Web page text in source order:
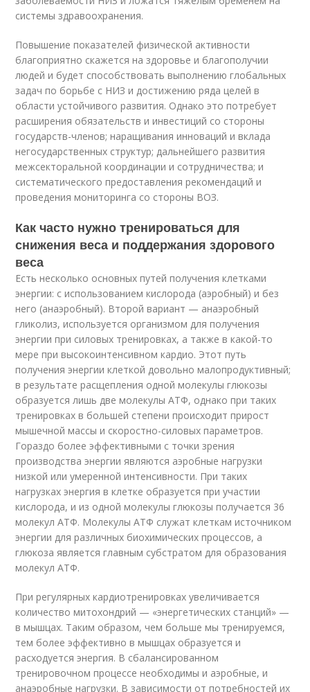
системы здравоохранения.
Повышение показателей физической активности
благоприятно скажется на здоровье и благополучии
людей и будет способствовать выполнению глобальных
задач по борьбе с НИЗ и достижению ряда целей в
области устойчивого развития. Однако это потребует
расширения обязательств и инвестиций со стороны
государств-членов; наращивания инноваций и вклада
негосударственных структур; дальнейшего развития
межсекторальной координации и сотрудничества; и
систематического предоставления рекомендаций и
проведения мониторинга со стороны ВОЗ.
Как часто нужно тренироваться для
снижения веса и поддержания здорового
веса
Есть несколько основных путей получения клетками
энергии: с использованием кислорода (аэробный) и без
него (анаэробный). Второй вариант — анаэробный
гликолиз, используется организмом для получения
энергии при силовых тренировках, а также в какой-то
мере при высокоинтенсивном кардио. Этот путь
получения энергии клеткой довольно малопродуктивный;
в результате расщепления одной молекулы глюкозы
образуется лишь две молекулы АТФ, однако при таких
тренировках в большей степени происходит прирост
мышечной массы и скоростно-силовых параметров.
Гораздо более эффективными с точки зрения
производства энергии являются аэробные нагрузки
низкой или умеренной интенсивности. При таких
нагрузках энергия в клетке образуется при участии
кислорода, и из одной молекулы глюкозы получается 36
молекул АТФ. Молекулы АТФ служат клеткам источником
энергии для различных биохимических процессов, а
глюкоза является главным субстратом для образования
молекул АТФ.
При регулярных кардиотренировках увеличивается
количество митохондрий — «энергетических станций» —
в мышцах. Таким образом, чем больше мы тренируемся,
тем более эффективно в мышцах образуется и
расходуется энергия. В сбалансированном
тренировочном процессе необходимы и аэробные, и
анаэробные нагрузки. В зависимости от потребностей их